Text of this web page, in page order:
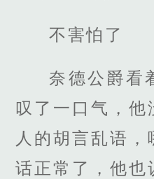
不害怕了
奈德公爵看
叹了一口气，他
人的胡言乱语
话正常了，他也